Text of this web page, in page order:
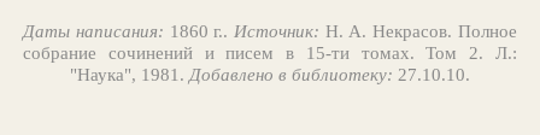
Даты написания: 1860 г.. Источник: Н. А. Некрасов. Полное
собрание сочинений и писем в 15-ти томах. Том 2. Л.:
"Наука", 1981. Добавлено в библиотеку: 27.10.10.